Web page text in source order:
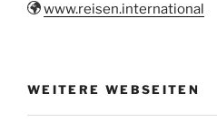
www.reisen.international
WEITERE WEBSEITEN